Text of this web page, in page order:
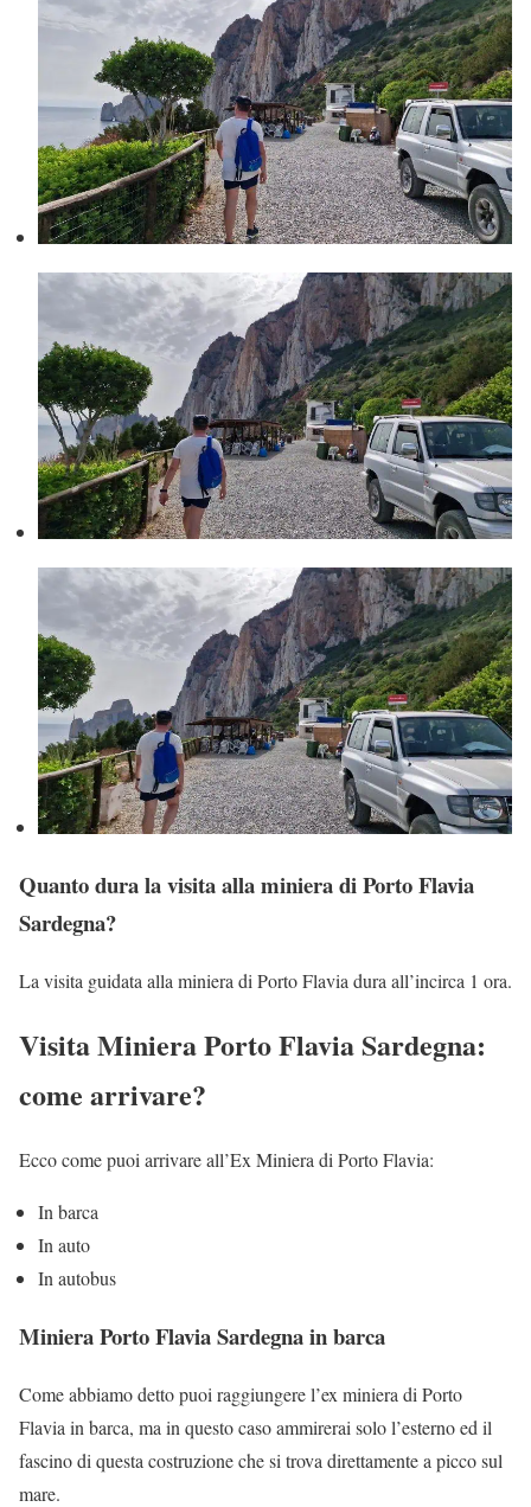
Quanto dura la visita alla miniera di Porto Flavia
Sardegna?
La visita guidata alla miniera di Porto Flavia dura all’incirca 1 ora.
Visita Miniera Porto Flavia Sardegna:
come arrivare?
Ecco come puoi arrivare all’Ex Miniera di Porto Flavia:
In barca
In auto
In autobus
Miniera Porto Flavia Sardegna in barca
Come abbiamo detto puoi raggiungere l’ex miniera di Porto
Flavia in barca, ma in questo caso ammirerai solo l’esterno ed il
fascino di questa costruzione che si trova direttamente a picco sul
mare.